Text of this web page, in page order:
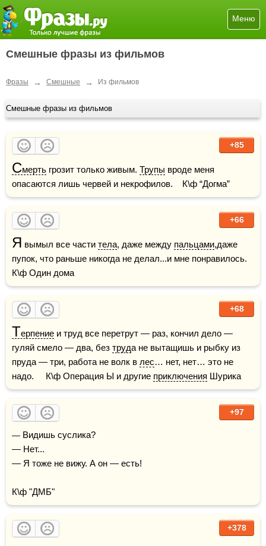
Меню
Смешные фразы из фильмов
Фразы → Смешные → Из фильмов
Смешные фразы из фильмов
+85
Смерть грозит только живым. Трупы вроде меня
опасаются лишь червей и некрофилов.    К\ф “Догма”
+66
Я вымыл все части тела, даже между пальцами,даже
пупок, что раньше никогда не делал...и мне понравилось.
К\ф Один дома
+68
Терпение и труд все перетрут — раз, кончил дело —
гуляй смело — два, без труда не вытащишь и рыбку из
пруда — три, работа не волк в лес… нет, нет… это не
надо.     К\ф Операция Ы и другие приключения Шурика
+97
— Видишь суслика?
— Нет...
— Я тоже не вижу. А он — есть!
К\ф "ДМБ"
+378